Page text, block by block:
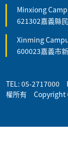
Minxiong
621302嘉義縣
Xinming
600023嘉義市
TEL: 05-
權所有 Copyright